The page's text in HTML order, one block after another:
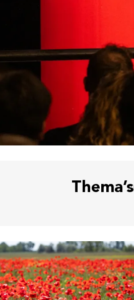
Thema’s